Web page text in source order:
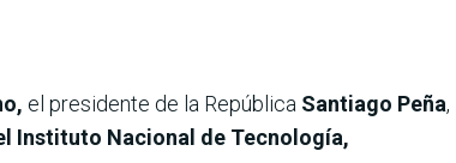
el presidente de la República Santiago Peña,
Instituto Nacional de Tecnología,